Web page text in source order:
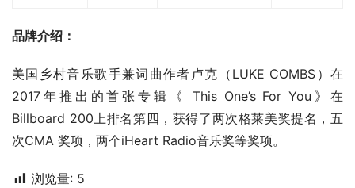
品牌介绍：
美国乡村音乐歌手兼词曲作者卢克（LUKE COMBS）在
2017年推出的首张专辑《 This One’s For You》在
Billboard 200上排名第四，获得了两次格莱美奖提名，五
次CMA 奖项，两个iHeart Radio音乐奖等奖项。
浏览量: 5